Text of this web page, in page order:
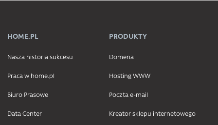
HOME.PL
Nasza historia sukcesu
Praca w home.pl
Biuro Prasowe
Data Center
PRODUKTY
Domena
Hosting WWW
Poczta e-mail
Kreator sklepu internetowego